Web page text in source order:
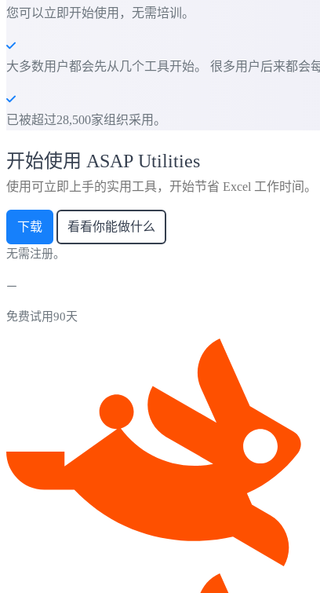
您可以立即开始使用，无需培训。
大多数用户都会先从几个工具开始。 很多用户后来都会
已被超过28,500家组织采用。
开始使用 ASAP Utilities
使用可立即上手的实用工具，开始节省 Excel 工作时间。
下载 看看你能做什么
无需注册。
免费试用90天